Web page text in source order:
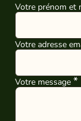
Votre prénom et
Votre adresse
Votre message